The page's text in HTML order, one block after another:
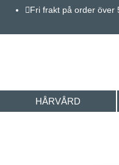
Fri frakt på order över
HÅRVÅRD